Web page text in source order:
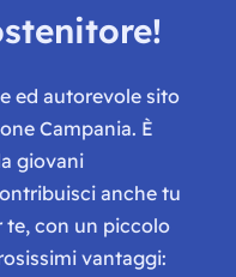
ed autorevole sito
Campania. È
giovani
anche tu
te, con un piccolo
vantaggi: